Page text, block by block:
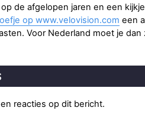
de afgelopen jaren en een
op www.velovision.com een
Voor Nederland moet je dan
reacties op dit bericht.